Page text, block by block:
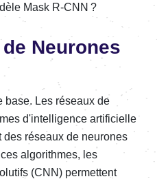
Mask R-CNN ?
Neurones
base. Les réseaux de
d'intelligence artificielle
réseaux de neurones
algorithmes, les
(CNN) permettent